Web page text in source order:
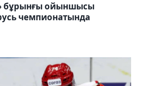
бұрынғы ойыншысы
чемпионатында